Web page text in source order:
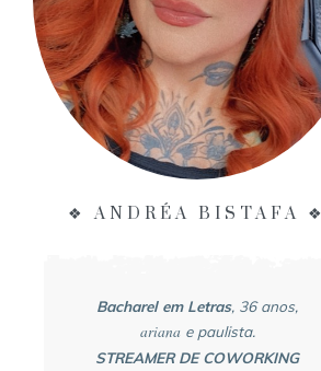
❖ ANDRÉA BISTAFA ❖
Bacharel em Letras, 36 anos,
arianae paulista.
STREAMER DE COWORKING